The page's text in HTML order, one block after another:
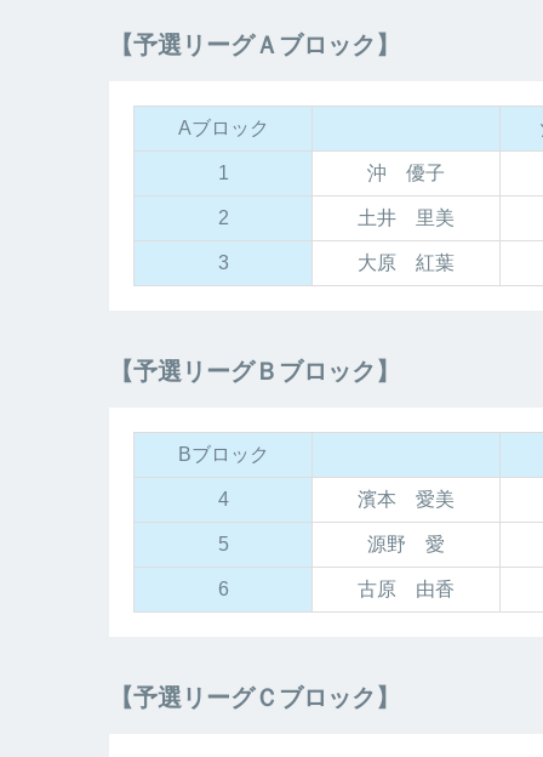
【予選リーグＡブロック】
Aブロック
1 沖 優子
2 土井 里美
3 大原 紅葉
【予選リーグＢブロック】
Bブロック
4 濱本 愛美
5 源野 愛
6 古原 由香
【予選リーグＣブロック】